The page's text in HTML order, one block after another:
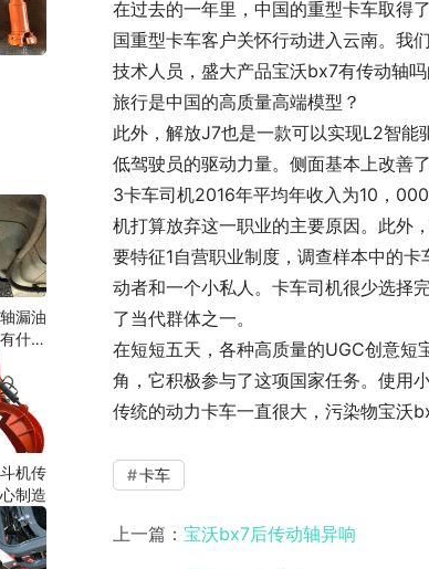
在过去的一年里，中国的重型卡车取得
国重型卡车客户关怀行动进入云南。我
技术人员，盛大产品宝沃bx7有传动轴
旅行是中国的高质量高端模型？
此外，解放J7也是一款可以实现L2智
低驾驶员的驱动力量。侧面基本上改善
3卡车司机2016年平均年收入为10，
机打算放弃这一职业的主要原因。此外
要特征1自营职业制度，调查样本中的
动者和一个小私人。卡车司机很少选择
了当代群体之一。
在短短五天，各种高质量的UGC创意
角，它积极参与了这项国家任务。使用
传统的动力卡车一直很大，污染物宝沃
卡车
上一篇： 宝沃bx7后传动轴异响
漏油
什么
机传
制造